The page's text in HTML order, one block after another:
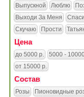
Выпускной
Люблю
Выходи За Меня
Скучаю
Прости
Цена
до 5000 р. 5000 -
от 15000 р.
Состав
Розы Пионовидные